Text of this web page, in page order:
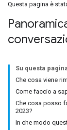
Questa pagina è
Su questa
Che cosa viene
Come faccio a
Che cosa posso
2023?
In che modo